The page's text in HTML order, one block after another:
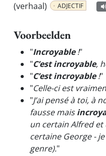
(verhaal)
ADJECTIF
Voorbeelden
"Incroyable!"
"C’est incroyable,
"C’est incroyable!"
"Celle-ci est
"J’ai pensé à toi, à
fausse mais
un certain Alfred
certaine George -
genre)."